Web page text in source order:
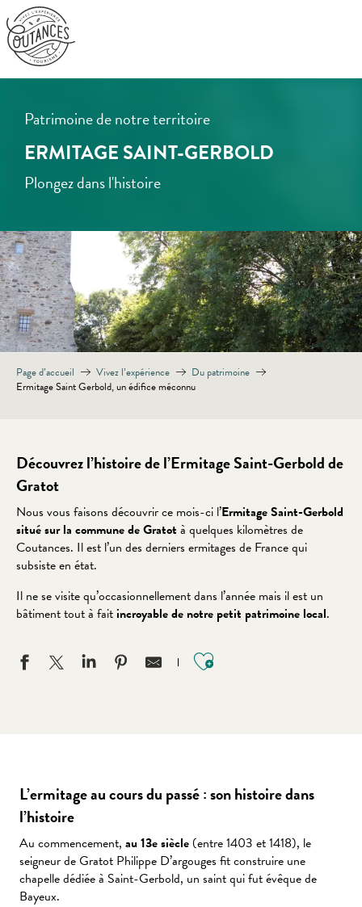
Aller
au
contenu
principal
Patrimoine de notre territoire
ERMITAGE SAINT-GERBOLD
Plongez dans l'histoire
Page d’accueil Vivez l’expérience
Du patrimoine
Ermitage Saint Gerbold, un édifice méconnu
Découvrez l’histoire de l’Ermitage Saint-Gerbold de
Gratot
Nous vous faisons découvrir ce mois-ci l’Ermitage Saint-Gerbold
situé sur la commune de Gratot à quelques kilomètres de
Coutances. Il est l’un des derniers ermitages de France qui
subsiste en état.
Il ne se visite qu’occasionnellement dans l’année mais il est un
bâtiment tout à fait incroyable de notre petit patrimoine local.
Ajouter aux
L’ermitage au cours du passé : son histoire dans
l’histoire
Au commencement, au 13e siècle (entre 1403 et 1418), le
seigneur de Gratot Philippe D’argouges fit construire une
chapelle dédiée à Saint-Gerbold, un saint qui fut évêque de
Bayeux.